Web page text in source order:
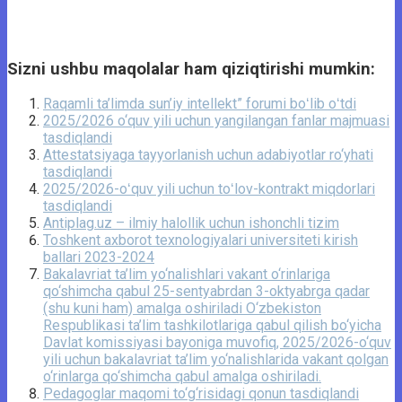
Sizni ushbu maqolalar ham qiziqtirishi mumkin:
Raqamli ta’limda sun’iy intellekt” forumi boʻlib oʻtdi
2025/2026 o‘quv yili uchun yangilangan fanlar majmuasi
tasdiqlandi
Attestatsiyaga tayyorlanish uchun adabiyotlar ro‘yhati
tasdiqlandi
2025/2026-oʻquv yili uchun toʻlov-kontrakt miqdorlari
tasdiqlandi
Antiplag.uz – ilmiy halollik uchun ishonchli tizim
Toshkent axborot texnologiyalari universiteti kirish
ballari 2023-2024
Bakalavriat ta’lim yo‘nalishlari vakant o‘rinlariga
qo‘shimcha qabul 25-sentyabrdan 3-oktyabrga qadar
(shu kuni ham) amalga oshiriladi O‘zbekiston
Respublikasi ta’lim tashkilotlariga qabul qilish bo‘yicha
Davlat komissiyasi bayoniga muvofiq, 2025/2026-o‘quv
yili uchun bakalavriat ta’lim yo‘nalishlarida vakant qolgan
o‘rinlarga qo‘shimcha qabul amalga oshiriladi.
Pedagoglar maqomi to‘g‘risidagi qonun tasdiqlandi